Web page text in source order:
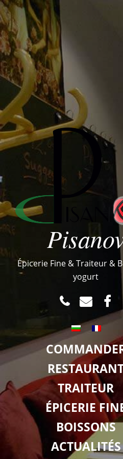
Épicerie Fine & Traiteur &
yogurt
MAIL
TRAITEUR
ÉPICERIE
BOISSONS
ACTUALITÉS
LES PLATS DU JOUR